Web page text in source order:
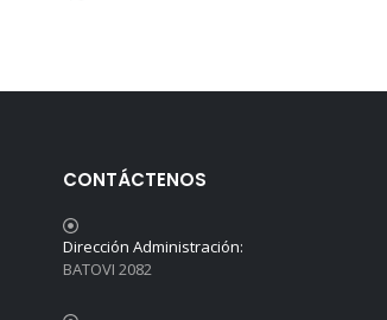
CONTÁCTENOS
Dirección Administración:
BATOVI 2082